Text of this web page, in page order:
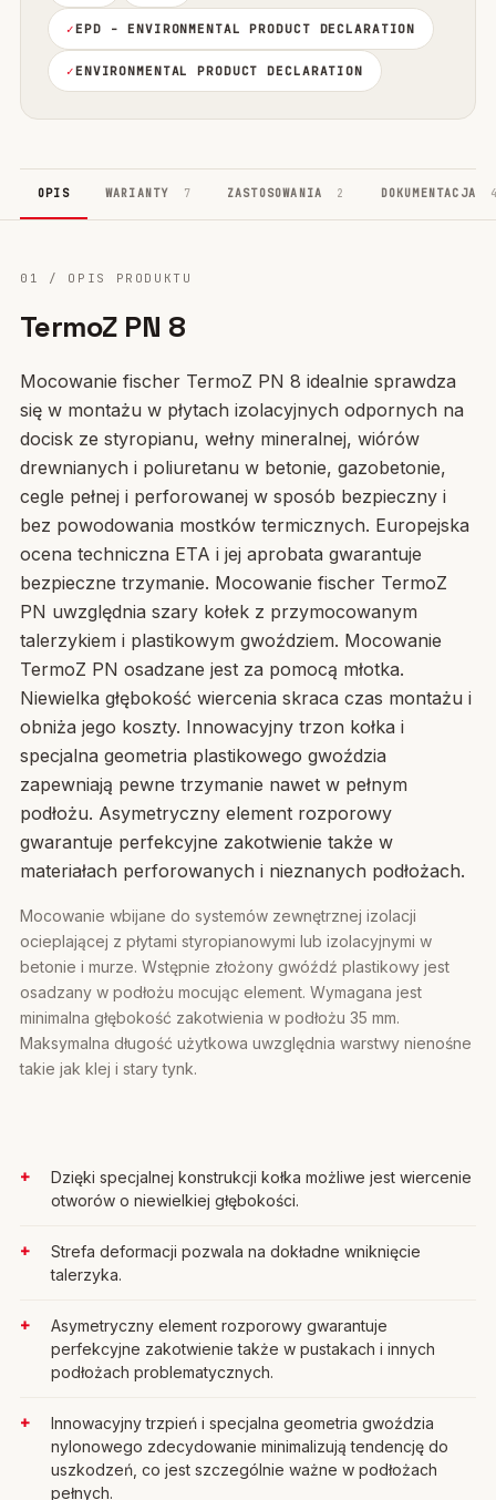
EPD - ENVIRONMENTAL PRODUCT DECLARATION
ENVIRONMENTAL PRODUCT DECLARATION
OPIS WARIANTY 7 ZASTOSOWANIA 2 DOKUMENTACJA
01 / OPIS PRODUKTU
TermoZ PN 8
Mocowanie fischer TermoZ PN 8 idealnie sprawdza
się w montażu w płytach izolacyjnych odpornych na
docisk ze styropianu, wełny mineralnej, wiórów
drewnianych i poliuretanu w betonie, gazobetonie,
cegle pełnej i perforowanej w sposób bezpieczny i
bez powodowania mostków termicznych. Europejska
ocena techniczna ETA i jej aprobata gwarantuje
bezpieczne trzymanie. Mocowanie fischer TermoZ
PN uwzględnia szary kołek z przymocowanym
talerzykiem i plastikowym gwoździem. Mocowanie
TermoZ PN osadzane jest za pomocą młotka.
Niewielka głębokość wiercenia skraca czas montażu i
obniża jego koszty. Innowacyjny trzon kołka i
specjalna geometria plastikowego gwoździa
zapewniają pewne trzymanie nawet w pełnym
podłożu. Asymetryczny element rozporowy
gwarantuje perfekcyjne zakotwienie także w
materiałach perforowanych i nieznanych podłożach.
Mocowanie wbijane do systemów zewnętrznej izolacji
ocieplającej z płytami styropianowymi lub izolacyjnymi w
betonie i murze. Wstępnie złożony gwóźdź plastikowy jest
osadzany w podłożu mocując element. Wymagana jest
minimalna głębokość zakotwienia w podłożu 35 mm.
Maksymalna długość użytkowa uwzględnia warstwy nienośne
takie jak klej i stary tynk.
Dzięki specjalnej konstrukcji kołka możliwe jest wiercenie
otworów o niewielkiej głębokości.
Strefa deformacji pozwala na dokładne wniknięcie
talerzyka.
Asymetryczny element rozporowy gwarantuje
perfekcyjne zakotwienie także w pustakach i innych
podłożach problematycznych.
Innowacyjny trzpień i specjalna geometria gwoździa
nylonowego zdecydowanie minimalizują tendencję do
uszkodzeń, co jest szczególnie ważne w podłożach
pełnych.